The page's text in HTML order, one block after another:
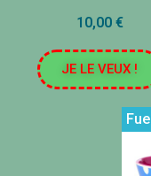
10,00 €
JE LE VEUX !